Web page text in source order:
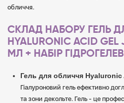
обличчя.
СКЛАД НАБОРУ ГЕЛЬ
HYALURONIC ACID
МЛ + НАБІР
Гель для обличчя
Гіалуроновий гель ефективно
та зони декольте. Гель - це